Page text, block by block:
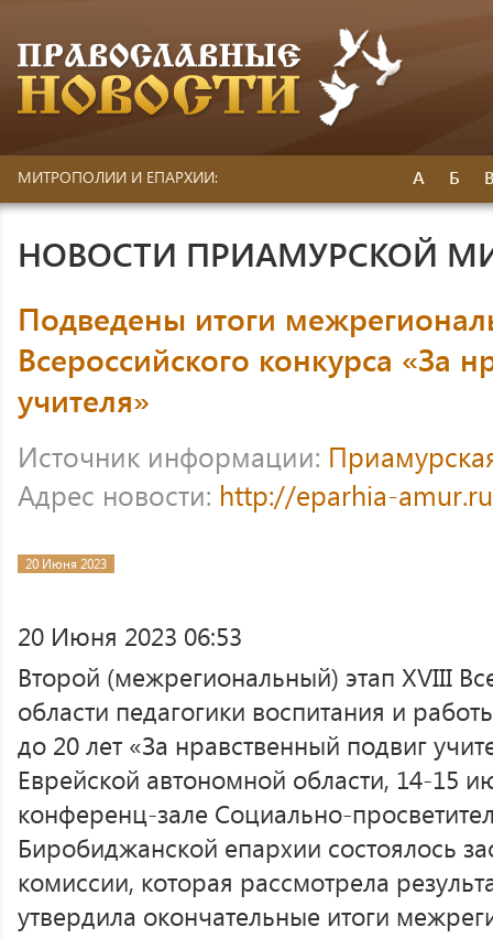
МИТРОПОЛИИ И ЕПАРХИИ: А Б
НОВОСТИ ПРИАМУРСКОЙ
Подведены итоги
Всероссийского конкурса «За
учителя»
Источник информации:
Адрес новости: http://eparhia-
20 Июня 2023
20 Июня 2023 06:53
Второй (межрегиональный) этап XVIII
области педагогики воспитания и
до 20 лет «За нравственный подвиг
Еврейской автономной области, 14-15
конференц-зале Социально-
Биробиджанской епархии состоялось
комиссии, которая рассмотрела
утвердила окончательные итоги